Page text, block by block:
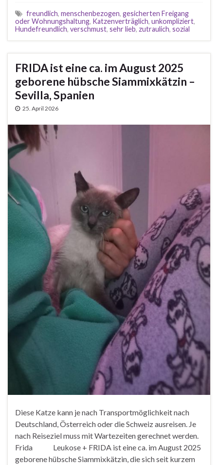
freundlich, menschenbezogen, gesicherten Freigang
oder Wohnungshaltung, Katzenverträglich, unkompliziert,
Hundefreundlich, verschmust, sehr lieb, zutraulich, sozial
FRIDA ist eine ca. im August 2025
geborene hübsche Siammixkätzin –
Sevilla, Spanien
25. April 2026
Diese Katze kann je nach Transportmöglichkeit nach
Deutschland, Österreich oder die Schweiz ausreisen. Je
nach Reiseziel muss mit Wartezeiten gerechnet werden.
Frida Leukose + FRIDA ist eine ca. im August 2025
geborene hübsche Siammixkätzin, die sich seit kurzem